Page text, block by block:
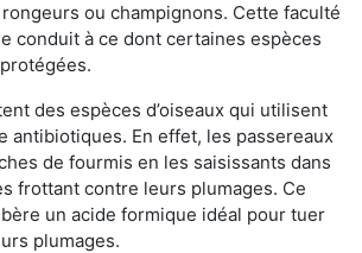
ou champignons. Cette faculté
conduit à ce dont certaines espèces
des espèces d’oiseaux qui utilisent
antibiotiques. En effet, les passereaux
de fourmis en les saisissants dans
frottant contre leurs plumages. Ce
un acide formique idéal pour tuer
plumages.